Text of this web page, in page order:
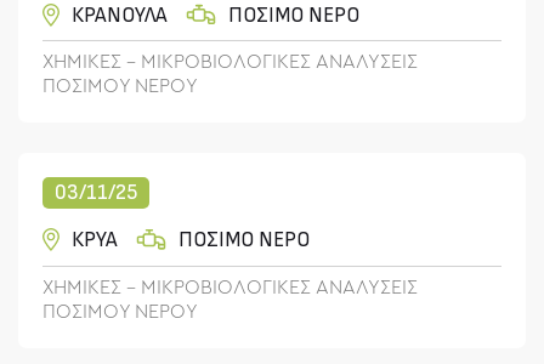
ΚΡΑΝΟΥΛΑ
ΠΟΣΙΜΟ ΝΕΡΟ
ΧΗΜΙΚΕΣ - ΜΙΚΡΟΒΙΟΛΟΓΙΚΕΣ ΑΝΑΛΥΣΕΙΣ
ΠΟΣΙΜΟΥ ΝΕΡΟΥ
03/11/25
ΚΡΥΑ
ΠΟΣΙΜΟ ΝΕΡΟ
ΧΗΜΙΚΕΣ - ΜΙΚΡΟΒΙΟΛΟΓΙΚΕΣ ΑΝΑΛΥΣΕΙΣ
ΠΟΣΙΜΟΥ ΝΕΡΟΥ